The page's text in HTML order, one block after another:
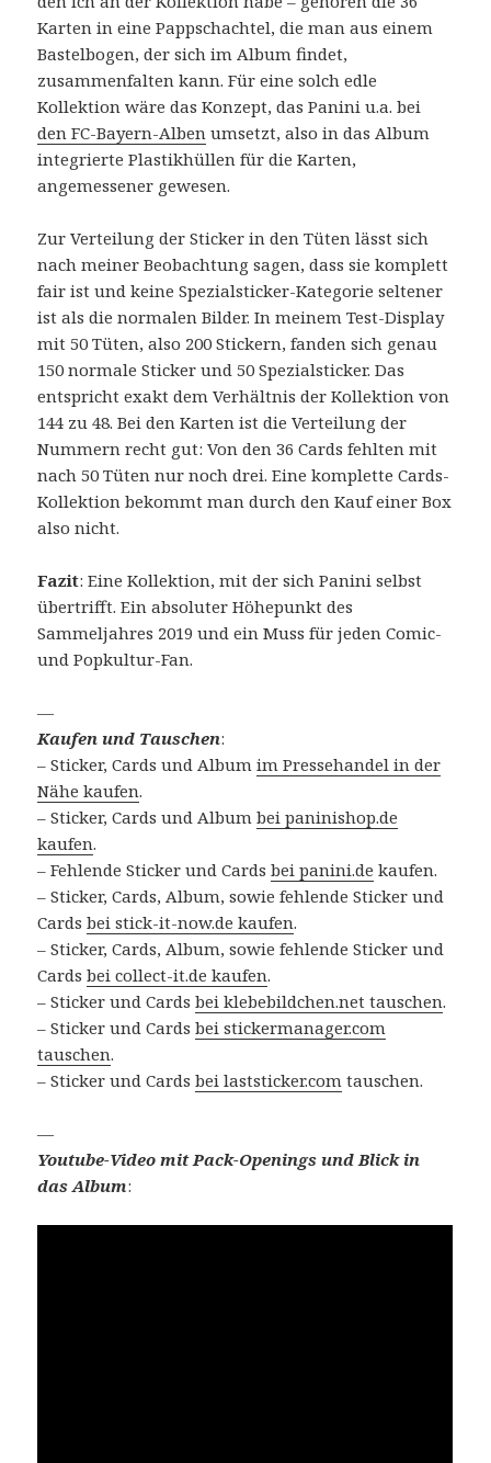
Karten in eine Pappschachtel, die man aus einem
Bastelbogen, der sich im Album findet,
zusammenfalten kann. Für eine solch edle
Kollektion wäre das Konzept, das Panini u.a. bei
den FC-Bayern-Alben umsetzt, also in das Album
integrierte Plastikhüllen für die Karten,
angemessener gewesen.
Zur Verteilung der Sticker in den Tüten lässt sich
nach meiner Beobachtung sagen, dass sie komplett
fair ist und keine Spezialsticker-Kategorie seltener
ist als die normalen Bilder. In meinem Test-Display
mit 50 Tüten, also 200 Stickern, fanden sich genau
150 normale Sticker und 50 Spezialsticker. Das
entspricht exakt dem Verhältnis der Kollektion von
144 zu 48. Bei den Karten ist die Verteilung der
Nummern recht gut: Von den 36 Cards fehlten mit
nach 50 Tüten nur noch drei. Eine komplette Cards-
Kollektion bekommt man durch den Kauf einer Box
also nicht.
Fazit: Eine Kollektion, mit der sich Panini selbst
übertrifft. Ein absoluter Höhepunkt des
Sammeljahres 2019 und ein Muss für jeden Comic-
und Popkultur-Fan.
—
Kaufen und Tauschen:
– Sticker, Cards und Albumim Pressehandel in der
Nähe kaufen.
– Sticker, Cards und Albumbei paninishop.de
kaufen.
– Fehlende Sticker und Cardsbei panini.de kaufen.
– Sticker, Cards, Album, sowie fehlende Sticker und
Cardsbei stick-it-now.de kaufen.
– Sticker, Cards, Album, sowie fehlende Sticker und
Cardsbei collect-it.de kaufen.
– Sticker und Cardsbei klebebildchen.net tauschen.
– Sticker und Cardsbei stickermanager.com
tauschen.
– Sticker und Cardsbei laststicker.com tauschen.
—
Youtube-Video mit Pack-Openings und Blick in
das Album: